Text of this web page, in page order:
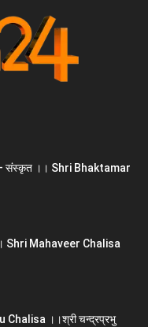
– संस्कृत ।। Shri Bhaktamar
Shri Mahaveer Chalisa
।।श्री चन्द्रप्रभु